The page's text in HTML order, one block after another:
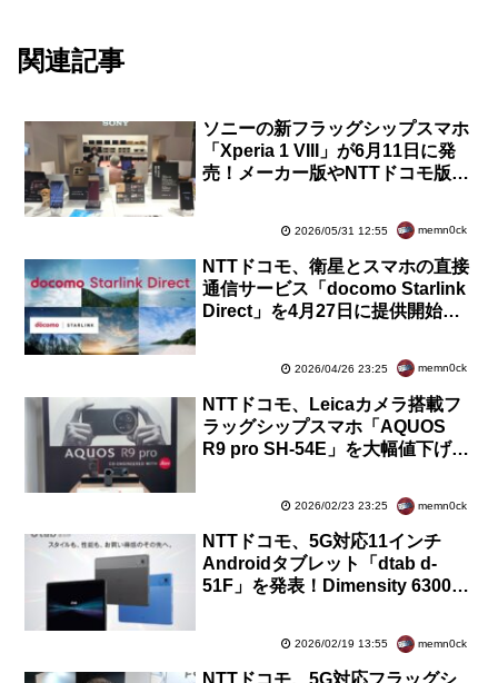
関連記事
ソニーの新フラッグシップスマホ
「Xperia 1 VIII」が6月11日に発
売！メーカー版やNTTドコモ版、
2026/05/31 12:55 memn0ck
NTTドコモ、衛星とスマホの直接
通信サービス「docomo Starlink
Direct」を4月27日に提供開始！
2026/04/26 23:25 memn0ck
NTTドコモ、Leicaカメラ搭載フ
ラッグシップスマホ「AQUOS
R9 pro SH-54E」を大幅値下げ！
2026/02/23 23:25 memn0ck
NTTドコモ、5G対応11インチ
Androidタブレット「dtab d-
51F」を発表！Dimensity 6300を
2026/02/19 13:55 memn0ck
NTTドコモ、5G対応フラッグシ